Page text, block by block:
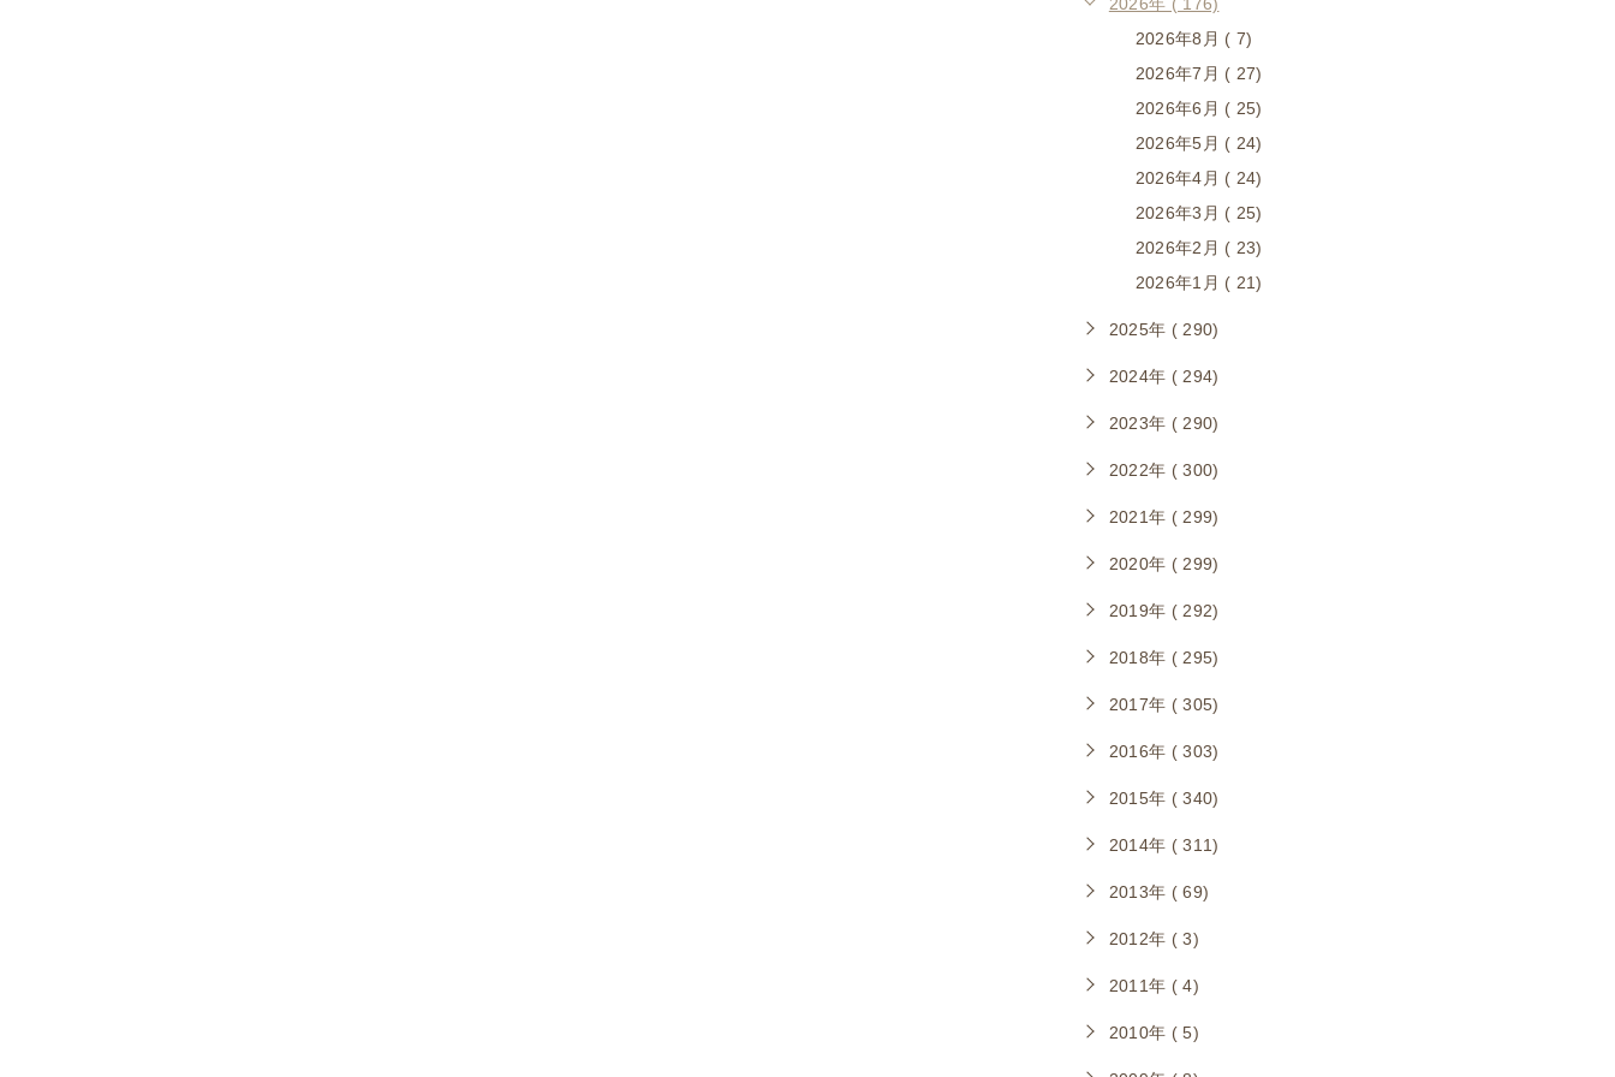
2026年8月 ( 7)
2026年7月 ( 27)
2026年6月 ( 25)
2026年5月 ( 24)
2026年4月 ( 24)
2026年3月 ( 25)
2026年2月 ( 23)
2026年1月 ( 21)
2025年 ( 290)
2024年 ( 294)
2023年 ( 290)
2022年 ( 300)
2021年 ( 299)
2020年 ( 299)
2019年 ( 292)
2018年 ( 295)
2017年 ( 305)
2016年 ( 303)
2015年 ( 340)
2014年 ( 311)
2013年 ( 69)
2012年 ( 3)
2011年 ( 4)
2010年 ( 5)